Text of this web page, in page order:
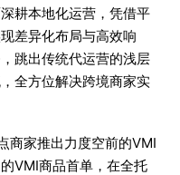
耕本地化运营，凭借平
差异化布局与高效响
跳出传统代运营的浅层
全方位解决跨境商家实
商家推出力度空前的VMI
VMI商品首单，在全托